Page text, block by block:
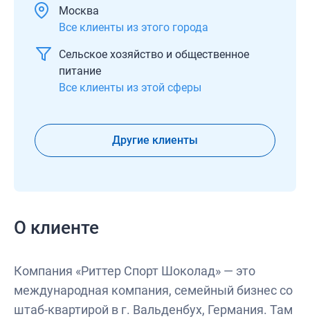
Москва
Все клиенты из этого города
Сельское хозяйство и общественное
питание
Все клиенты из этой сферы
Другие клиенты
О клиенте
Компания «Риттер Спорт Шоколад» — это
международная компания, семейный бизнес со
штаб-квартирой в г. Вальденбух, Германия. Там